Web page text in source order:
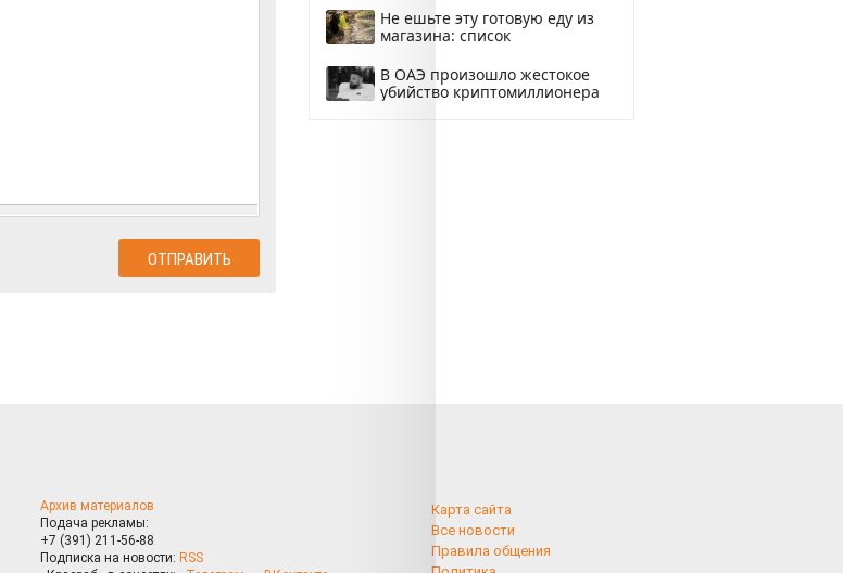
Не ешьте эту готовую еду из
магазина: список
В ОАЭ произошло жестокое
убийство криптомиллионера
Архив материалов
Подача рекламы:
+7 (391) 211-56-88
Подписка на новости: RSS
Карта сайта
Все новости
Правила общения